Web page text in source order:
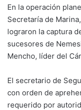
En la operación
Secretaría de
lograron la captura
sucesores de
Mencho, líder del
El secretario de
con orden de
requerido por